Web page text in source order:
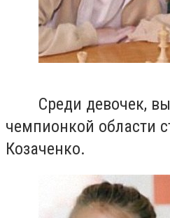
Среди девочек,
чемпионкой области
Козаченко.